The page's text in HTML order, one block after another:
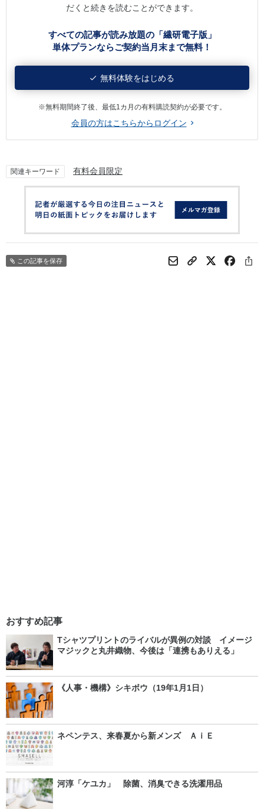
だくと続きを読むことができます。
すべての記事が読み放題の「繊研電子版」
単体プランならご契約当月末まで無料！
無料体験をはじめる
※無料期間終了後、最低1カ月の有料購読契約が必要です。
会員の方はこちらからログイン
関連キーワード 有料会員限定
この記事を保存
おすすめ記事
Tシャツプリントのライバルが異例の対談 イメージ
マジックと丸井織物、今後は「連携もありえる」
《人事・機構》シキボウ（19年1月1日）
ネペンテス、来春夏から新メンズ ＡｉＥ
河淳「ケユカ」 除菌、消臭できる洗濯用品